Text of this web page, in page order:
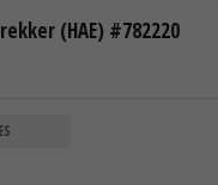
(HAE) #782220